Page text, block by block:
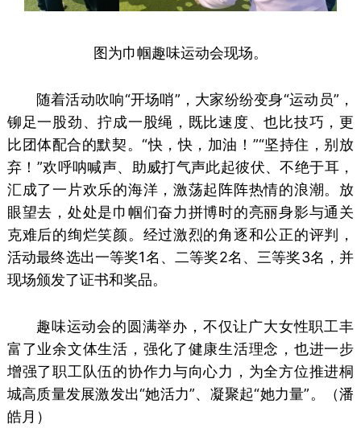
图为巾帼趣味运动会现场。
随着活动吹响“开场哨”，大家纷纷变身“运动员”，
铆足一股劲、拧成一股绳，既比速度、也比技巧，更
比团体配合的默契。“快，快，加油！”“坚持住，别放
弃！”欢呼呐喊声、助威打气声此起彼伏、不绝于耳，
汇成了一片欢乐的海洋，激荡起阵阵热情的浪潮。放
眼望去，处处是巾帼们奋力拼博时的亮丽身影与通关
克难后的绚烂笑颜。经过激烈的角逐和公正的评判，
活动最终选出一等奖1名、二等奖2名、三等奖3名，并
现场颁发了证书和奖品。
趣味运动会的圆满举办，不仅让广大女性职工丰
富了业余文体生活，强化了健康生活理念，也进一步
增强了职工队伍的协作力与向心力，为全方位推进桐
城高质量发展激发出“她活力”、凝聚起“她力量”。（潘
皓月）